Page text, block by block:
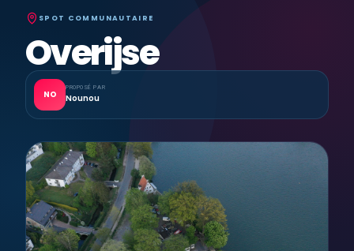
SPOT COMMUNAUTAIRE
Overijse
NO
PROPOSÉ PAR
Nounou